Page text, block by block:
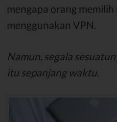
mengapa orang
menggunakan VPN.
Namun, segala
itu sepanjang waktu.